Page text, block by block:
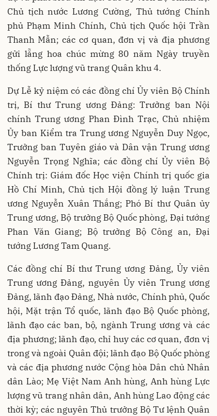
Chủ tịch nước Lương Cường, Thủ tướng Chính
phủ Phạm Minh Chính, Chủ tịch Quốc hội Trần
Thanh Mẫn; các cơ quan, đơn vị và địa phương
gửi lẵng hoa chúc mừng 80 năm Ngày truyền
thống Lực lượng vũ trang Quân khu 4.
Dự Lễ kỷ niệm có các đồng chí Ủy viên Bộ Chính
trị, Bí thư Trung ương Đảng: Trưởng ban Nội
chính Trung ương Phan Đình Trạc, Chủ nhiệm
Ủy ban Kiểm tra Trung ương Nguyễn Duy Ngọc,
Trưởng ban Tuyên giáo và Dân vận Trung ương
Nguyễn Trọng Nghĩa; các đồng chí Ủy viên Bộ
Chính trị: Giám đốc Học viện Chính trị quốc gia
Hồ Chí Minh, Chủ tịch Hội đồng lý luận Trung
ương Nguyễn Xuân Thắng; Phó Bí thư Quân ủy
Trung ương, Bộ trưởng Bộ Quốc phòng, Đại tướng
Phan Văn Giang; Bộ trưởng Bộ Công an, Đại
tướng Lương Tam Quang.
Các đồng chí Bí thư Trung ương Đảng, Ủy viên
Trung ương Đảng, nguyên Ủy viên Trung ương
Đảng, lãnh đạo Đảng, Nhà nước, Chính phủ, Quốc
hội, Mặt trận Tổ quốc, lãnh đạo Bộ Quốc phòng,
lãnh đạo các ban, bộ, ngành Trung ương và các
địa phương; lãnh đạo, chỉ huy các cơ quan, đơn vị
trong và ngoài Quân đội; lãnh đạo Bộ Quốc phòng
và các địa phương nước Cộng hòa Dân chủ Nhân
dân Lào; Mẹ Việt Nam Anh hùng, Anh hùng Lực
lượng vũ trang nhân dân, Anh hùng Lao động các
thời kỳ; các nguyên Thủ trưởng Bộ Tư lệnh Quân